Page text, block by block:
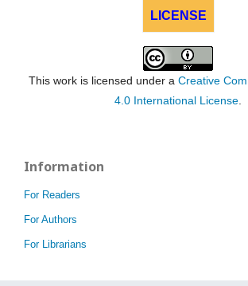
LICENSE
This work is licensed under a Creative
4.0 International License
Information
For Readers
For Authors
For Librarians